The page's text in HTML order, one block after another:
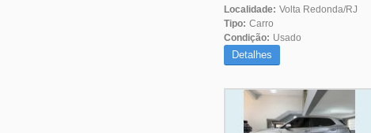
Localidade: Volta Redonda/RJ
Tipo: Carro
Condição: Usado
Detalhes